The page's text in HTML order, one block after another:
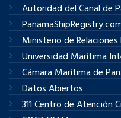
Autoridad del Canal de
Ministerio de
Universidad Marítima
Cámara Marítima de
Datos Abiertos
311 Centro de Atención